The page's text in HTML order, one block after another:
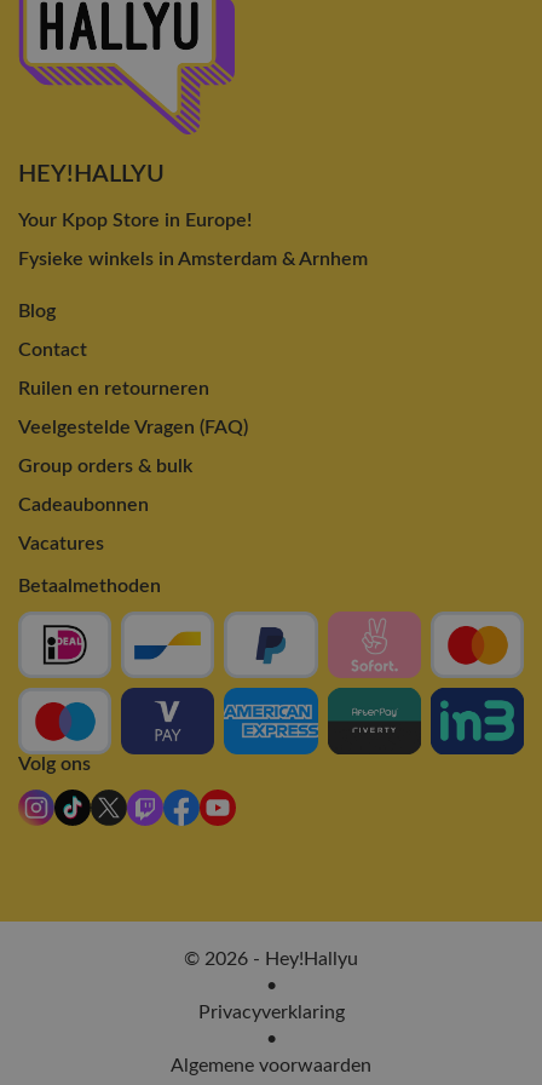
HEY!HALLYU
Your Kpop Store in Europe!
Fysieke winkels in Amsterdam & Arnhem
Blog
Contact
Ruilen en retourneren
Veelgestelde Vragen (FAQ)
Group orders & bulk
Cadeaubonnen
Vacatures
Betaalmethoden
Volg ons
© 2026 - Hey!Hallyu
•
Privacyverklaring
•
Algemene voorwaarden